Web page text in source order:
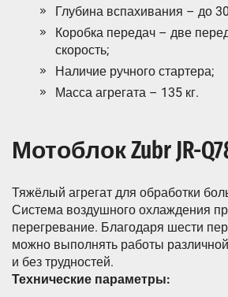
Глубина вспахивания – до
Коробка передач – две
скорость;
Наличие ручного стартера;
Масса агрегата – 135 кг.
Мотоблок Zubr JR-
Тяжёлый агрегат для обработки
Система воздушного охлаждения
перегревание. Благодаря шести
можно выполнять работы
и без трудностей.
Технические параметры: